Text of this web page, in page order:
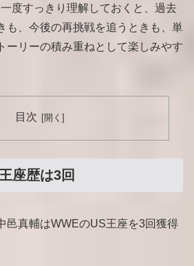
度すっきり理解しておくと、過去
も、今後の再挑戦を追うときも、単
ーリーの積み重ねとして楽しみやす
目次
座歴は3回
邑真輔はWWEのUS王座を3回獲得